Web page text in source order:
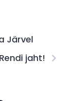
Järvel
Rendi jaht!